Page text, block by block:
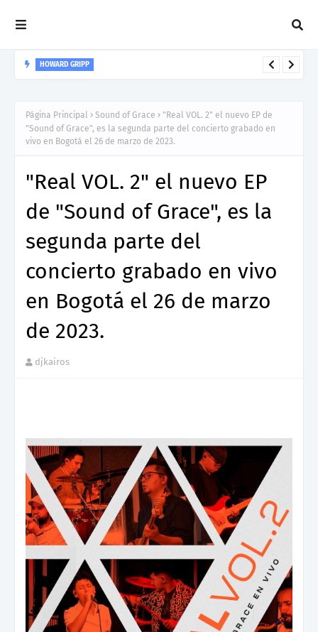
HOWARD GRIPP
Página Principal Sound of Grace
"Real VOL. 2" el nuevo EP de
"Sound of Grace", es la segunda parte del concierto grabado en
vivo en Bogotá el 26 de marzo de 2023.
"Real VOL. 2" el nuevo EP
de "Sound of Grace", es la
segunda parte del
concierto grabado en vivo
en Bogotá el 26 de marzo
de 2023.
djkairos